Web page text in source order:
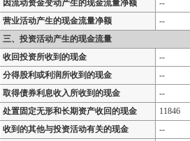
因流动资金变动产生的现金流量净额
--
营业活动产生的现金流量净额
--
三、投资活动产生的现金流量
收回投资所收到的现金
--
分得股利或利润所收到的现金
--
取得债券利息收入所收到的现金
--
处置固定无形和长期资产收回的现金
11846
收到的其他与投资活动有关的现金
--